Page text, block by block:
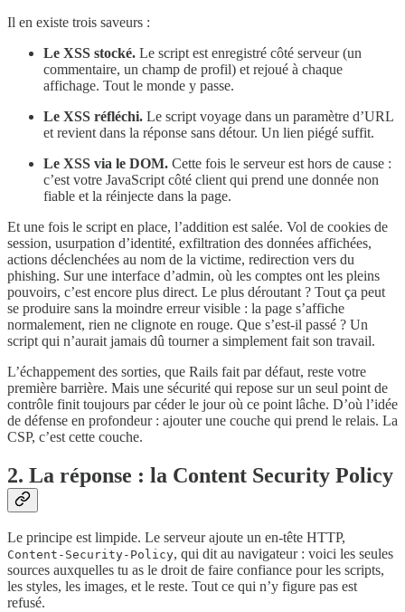
Il en existe trois saveurs :
Le XSS stocké. Le script est enregistré côté serveur (un
commentaire, un champ de profil) et rejoué à chaque
affichage. Tout le monde y passe.
Le XSS réfléchi. Le script voyage dans un paramètre d’URL
et revient dans la réponse sans détour. Un lien piégé suffit.
Le XSS via le DOM. Cette fois le serveur est hors de cause :
c’est votre JavaScript côté client qui prend une donnée non
fiable et la réinjecte dans la page.
Et une fois le script en place, l’addition est salée. Vol de cookies de
session, usurpation d’identité, exfiltration des données affichées,
actions déclenchées au nom de la victime, redirection vers du
phishing. Sur une interface d’admin, où les comptes ont les pleins
pouvoirs, c’est encore plus direct. Le plus déroutant ? Tout ça peut
se produire sans la moindre erreur visible : la page s’affiche
normalement, rien ne clignote en rouge. Que s’est-il passé ? Un
script qui n’aurait jamais dû tourner a simplement fait son travail.
L’échappement des sorties, que Rails fait par défaut, reste votre
première barrière. Mais une sécurité qui repose sur un seul point de
contrôle finit toujours par céder le jour où ce point lâche. D’où l’idée
de défense en profondeur : ajouter une couche qui prend le relais. La
CSP, c’est cette couche.
2. La réponse : la Content Security Policy
Le principe est limpide. Le serveur ajoute un en-tête HTTP,
Content-Security-Policy, qui dit au navigateur : voici les seules
sources auxquelles tu as le droit de faire confiance pour les scripts,
les styles, les images, et le reste. Tout ce qui n’y figure pas est
refusé.